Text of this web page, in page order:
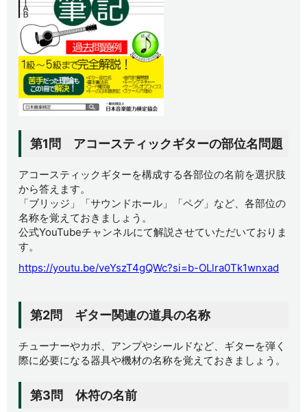
第1問 アコースティックギターの部位名問題
アコースティックギターを構成する各部位の名前を選択肢
から答えます。
「ブリッジ」「サウンドホール」「ペグ」など、各部位の
名称を覚えておきましょう。
公式YouTubeチャンネルにて解説させていただいておりま
す。
https://youtu.be/veYszT4gQWc?si=b-OLlra0Tk1wnxad
第2問 ギター関連の道具の名称
チューナーやカポ、アンプやシールドなど、ギターを弾く
際に必要になる器具や機材の名称を覚えておきましょう。
第3問 休符の名前